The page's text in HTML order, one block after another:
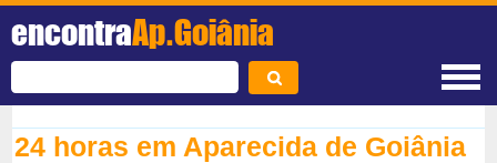
encontraAp.Goiânia
24 horas em Aparecida de Goiânia